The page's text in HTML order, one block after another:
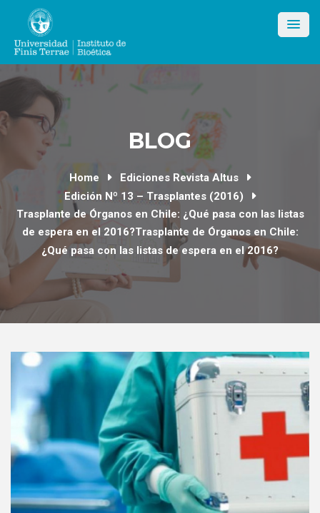
content
BLOG
Home
Ediciones Revista Altus
Edición Nº 13 – Trasplantes (2016)
Trasplante de Órganos en Chile: ¿Qué pasa con las listas
de espera en el 2016?Trasplante de Órganos en Chile:
¿Qué pasa con las listas de espera en el 2016?